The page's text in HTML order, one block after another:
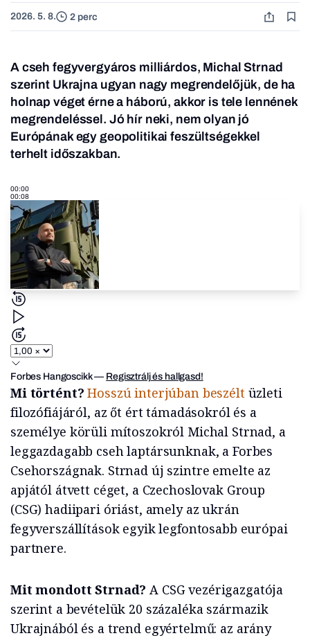
2026. 5. 8. 2 perc
A cseh fegyvergyáros milliárdos, Michal Strnad
szerint Ukrajna ugyan nagy megrendelőjük, de ha
holnap véget érne a háború, akkor is tele lennének
megrendeléssel. Jó hír neki, nem olyan jó
Európának egy geopolitikai feszültségekkel
terhelt időszakban.
00:00
00:08
Forbes Hangoscikk— Regisztrálj és hallgasd!
Mi történt?Hosszú interjúban beszélt üzleti
filozófiájáról, az őt ért támadásokról és a
személye körüli mítoszokról Michal Strnad, a
leggazdagabb cseh laptársunknak, a Forbes
Csehországnak. Strnad új szintre emelte az
apjától átvett céget, a Czechoslovak Group
(CSG) hadiipari óriást, amely az ukrán
fegyverszállítások egyik legfontosabb európai
partnere.
Mit mondott Strnad?A CSG vezérigazgatója
szerint a bevételük 20 százaléka származik
Ukrajnából és a trend egyértelmű: az arány